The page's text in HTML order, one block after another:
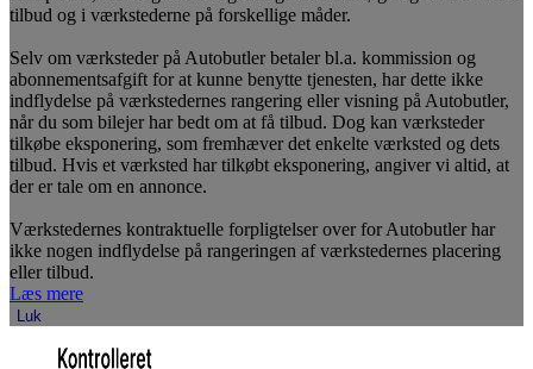
tilbud og i værkstederne på forskellige måder.
Selv om værksteder på Autobutler betaler bl.a. kommission og
abonnementsafgift for at kunne benytte tjenesten, har dette ikke
indflydelse på værkstedernes rangering eller visning på Autobutler,
når du som bilejer har bedt om at få tilbud. Dog kan værksteder
tilkøbe eksponering, som fremhæver det enkelte værksted og dets
tilbud. Hvis et værksted har tilkøbt eksponering, angiver vi altid, at
der er tale om en annonce.
Værkstedernes kontraktuelle forpligtelser over for Autobutler har
ikke nogen indflydelse på rangeringen af værkstedernes placering
eller tilbud.
Læs mere
Luk